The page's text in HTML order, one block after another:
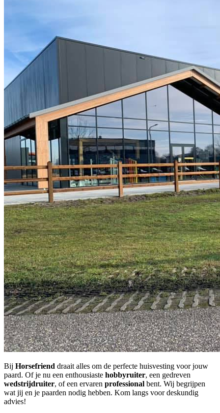
Bij Horsefriend draait alles om de perfecte huisvesting voor jouw
paard. Of je nu een enthousiaste hobbyruiter, een gedreven
wedstrijdruiter, of een ervaren professional bent. Wij begrijpen
wat jij en je paarden nodig hebben. Kom langs voor deskundig
advies!